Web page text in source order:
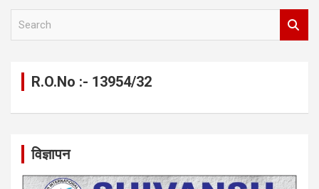
R.O.No :- 13954/32
विज्ञापन